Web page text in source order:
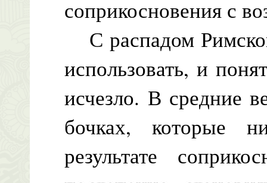
соприкосновения с
С распадом
использовать, и
исчезло. В средние
бочках, которые
результате